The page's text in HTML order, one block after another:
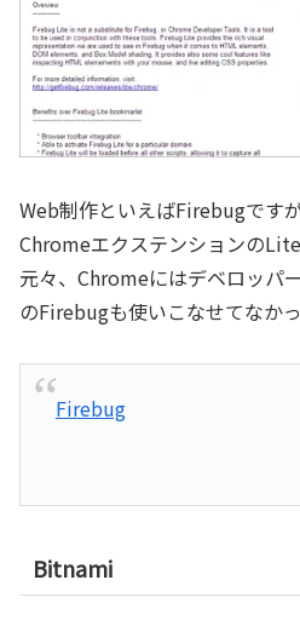
Web制作といえばFirebugです
ChromeエクステンションのLite
元々、Chromeにはデベロッパ
のFirebugも使いこなせてなか
Firebug
Bitnami